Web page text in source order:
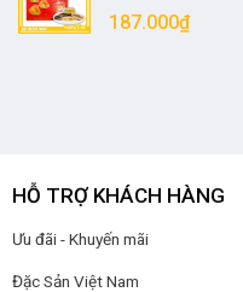
187.000₫
HỖ TRỢ KHÁCH HÀNG
Ưu đãi - Khuyến mãi
Đặc Sản Việt Nam